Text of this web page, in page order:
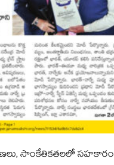
సాంకేతికతలలో సహకారం